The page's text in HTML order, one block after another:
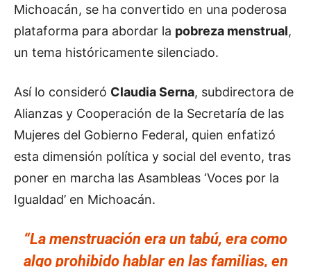
Michoacán, se ha convertido en una poderosa
plataforma para abordar la pobreza menstrual,
un tema históricamente silenciado.
Así lo consideró Claudia Serna, subdirectora de
Alianzas y Cooperación de la Secretaría de las
Mujeres del Gobierno Federal, quien enfatizó
esta dimensión política y social del evento, tras
poner en marcha las Asambleas ‘Voces por la
Igualdad’ en Michoacán.
“La menstruación era un tabú, era como
algo prohibido hablar en las familias, en